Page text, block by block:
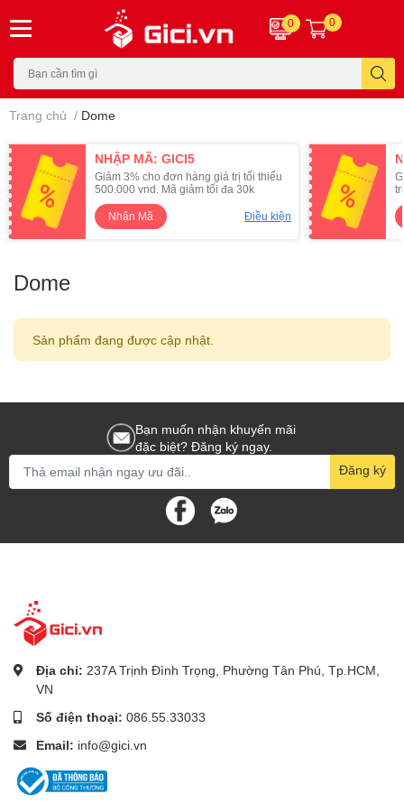
0 0
Trang chủ / Dome
NHẬP MÃ: GICI5
Giảm 3% cho đơn hàng giá trị tối thiểu
500.000 vnd. Mã giảm tối đa 30k
Nhận Mã
Điều kiện
Dome
Sản phẩm đang được cập nhật.
Bạn muốn nhận khuyến mãi
đặc biệt? Đăng ký ngay.
Đăng ký
Địa chỉ: 237A Trịnh Đình Trọng, Phường Tân Phú, Tp.HCM,
VN
Số điện thoại: 086.55.33033
Email: info@gici.vn